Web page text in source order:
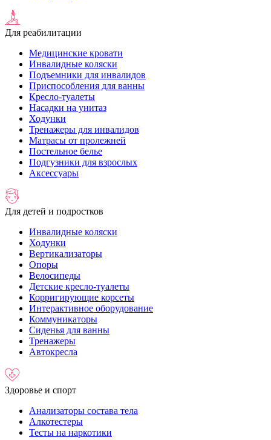
Для реабилитации
Медицинские кровати
Инвалидные коляски
Подъемники для инвалидов
Приспособления для ванны
Кресло-туалеты
Насадки на унитаз
Ходунки
Тренажеры для инвалидов
Матрасы от пролежней
Постельное белье
Подгузники для взрослых
Аксессуары
Для детей и подростков
Инвалидные коляски
Ходунки
Вертикализаторы
Опоры
Велосипеды
Детские кресло-туалеты
Корригирующие корсеты
Интерактивное оборудование
Коммуникаторы
Сиденья для ванны
Тренажеры
Автокресла
Здоровье и спорт
Анализаторы состава тела
Алкотестеры
Тесты на наркотики